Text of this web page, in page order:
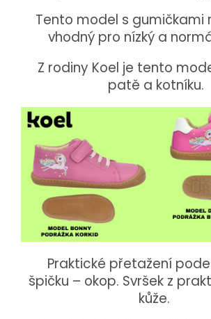
Tento model s gumičkami
vhodný pro nízký a
Z rodiny Koel je tento
patě a kotníku.
Praktické přetažení
špičku – okop. Svršek z
kůže.